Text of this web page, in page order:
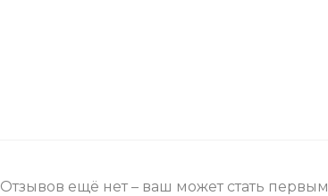
Отзывов ещё нет – ваш может стать первым